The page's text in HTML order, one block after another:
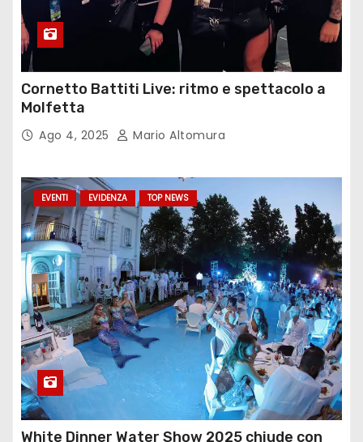
Cornetto Battiti Live: ritmo e spettacolo a
Molfetta
Ago 4, 2025 Mario Altomura
EVENTI EVIDENZA TOP NEWS
White Dinner Water Show 2025 chiude con